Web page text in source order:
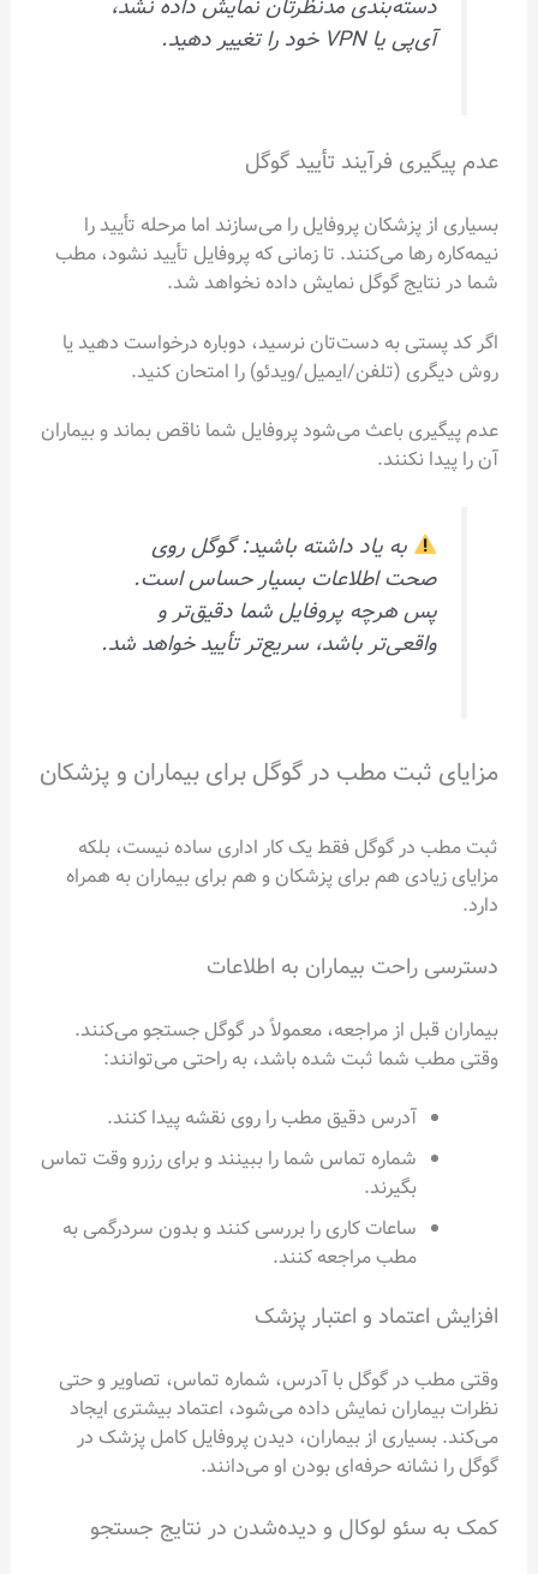
دسته‌بندی مدنظرتان نمایش داده نشد،
آی‌پی یا VPN خود را تغییر دهید.
عدم پیگیری فرآیند تأیید گوگل
بسیاری از پزشکان پروفایل را می‌سازند اما مرحله تأیید را
نیمه‌کاره رها می‌کنند. تا زمانی که پروفایل تأیید نشود، مطب
شما در نتایج گوگل نمایش داده نخواهد شد.
اگر کد پستی به دست‌تان نرسید، دوباره درخواست دهید یا
روش دیگری (تلفن/ایمیل/ویدئو) را امتحان کنید.
عدم پیگیری باعث می‌شود پروفایل شما ناقص بماند و بیماران
آن را پیدا نکنند.
به یاد داشته باشید: گوگل روی
صحت اطلاعات بسیار حساس است.
پس هرچه پروفایل شما دقیق‌تر و
واقعی‌تر باشد، سریع‌تر تأیید خواهد شد.
مزایای ثبت مطب در گوگل برای بیماران و پزشکان
ثبت مطب در گوگل فقط یک کار اداری ساده نیست، بلکه
مزایای زیادی هم برای پزشکان و هم برای بیماران به همراه
دارد.
دسترسی راحت بیماران به اطلاعات
بیماران قبل از مراجعه، معمولاً در گوگل جستجو می‌کنند.
وقتی مطب شما ثبت شده باشد، به راحتی می‌توانند:
آدرس دقیق مطب را روی نقشه پیدا کنند.
شماره تماس شما را ببینند و برای رزرو وقت تماس
بگیرند.
ساعات کاری را بررسی کنند و بدون سردرگمی به
مطب مراجعه کنند.
افزایش اعتماد و اعتبار پزشک
وقتی مطب در گوگل با آدرس، شماره تماس، تصاویر و حتی
نظرات بیماران نمایش داده می‌شود، اعتماد بیشتری ایجاد
می‌کند. بسیاری از بیماران، دیدن پروفایل کامل پزشک در
گوگل را نشانه حرفه‌ای بودن او می‌دانند.
کمک به سئو لوکال و دیده‌شدن در نتایج جستجو